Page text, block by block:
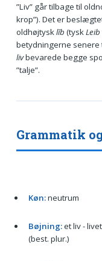
”Liv” går tilbage til
krop”). Det er
oldhøjtysklīb (tyskLeib
betydningerne senere
livbevarede begge
”talje”.
Grammatik
Køn:neutrum
Bøjning:et liv -
(best. plur.)